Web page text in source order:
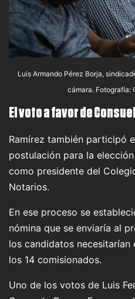
Luis Armando Pérez Borja,
cámara. Fotografía:
El voto a favor de
Ramírez también participó
postulación para la
como presidente del
Notarios.
En ese proceso se
nómina que se enviaría al
los candidatos
los 14 comisionados.
Uno de los votos de Luis